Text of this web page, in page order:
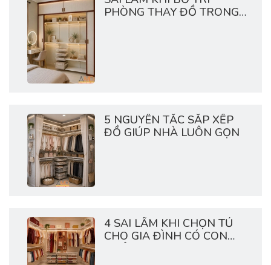
PHÒNG THAY ĐỒ TRONG
5 NGUYÊN TẮC SẮP XẾP
ĐỒ GIÚP NHÀ LUÔN GỌN
4 SAI LẦM KHI CHỌN TỦ
CHO GIA ĐÌNH CÓ CON